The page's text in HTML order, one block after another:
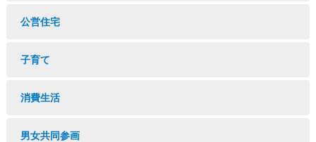
公営住宅
子育て
消費生活
男女共同参画